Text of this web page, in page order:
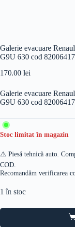
Galerie evacuare
G9U 630 cod
170.00 lei
Galerie evacuare
G9U 630 cod
Stoc limitat în magazin
⚠️ Piesă tehnică auto.
COD.
Recomandăm verificarea
1 în stoc